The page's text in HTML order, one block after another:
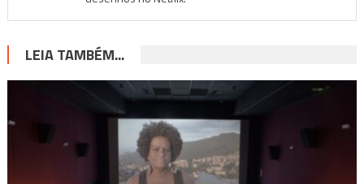
LEIA TAMBÉM...